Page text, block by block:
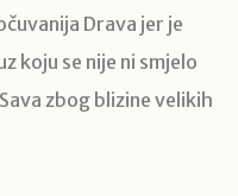
Drava jer je
koju se nije ni smjelo
zbog blizine velikih